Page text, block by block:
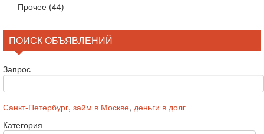
Прочее (44)
ПОИСК ОБЪЯВЛЕНИЙ
Запрос
Санкт-Петербург, займ в Москве, деньги в долг
Категория